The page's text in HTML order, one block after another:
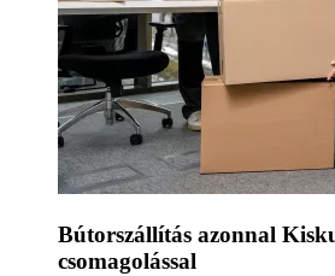
Bútorszállítás azonnal
csomagolással